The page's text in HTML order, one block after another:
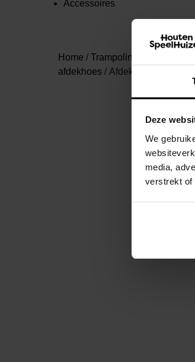
Deze
We
media,
verstrekt of
Accessoires
Home /Trampolines
afdekhoes / Afdekhoes Flat to